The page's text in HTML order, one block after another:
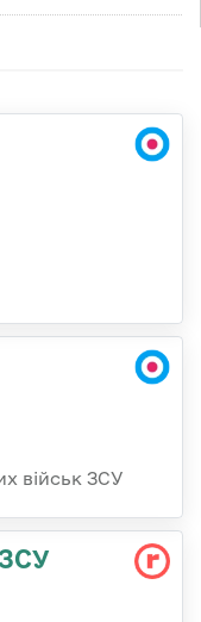
військ ЗСУ